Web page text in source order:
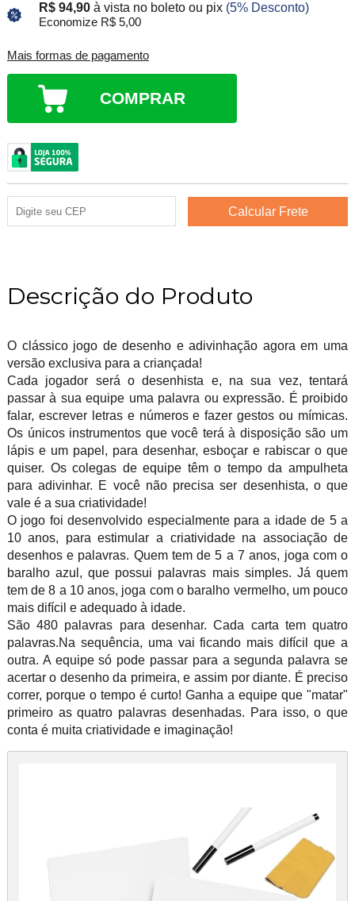
R$ 94,90 à vista no boleto ou pix (5% Desconto)
Economize R$ 5,00
Mais formas de pagamento
COMPRAR
Descrição do Produto
O clássico jogo de desenho e adivinhação agora em uma
versão exclusiva para a criançada!
Cada jogador será o desenhista e, na sua vez, tentará
passar à sua equipe uma palavra ou expressão. É proibido
falar, escrever letras e números e fazer gestos ou mímicas.
Os únicos instrumentos que você terá à disposição são um
lápis e um papel, para desenhar, esboçar e rabiscar o que
quiser. Os colegas de equipe têm o tempo da ampulheta
para adivinhar. E você não precisa ser desenhista, o que
vale é a sua criatividade!
O jogo foi desenvolvido especialmente para a idade de 5 a
10 anos, para estimular a criatividade na associação de
desenhos e palavras. Quem tem de 5 a 7 anos, joga com o
baralho azul, que possui palavras mais simples. Já quem
tem de 8 a 10 anos, joga com o baralho vermelho, um pouco
mais difícil e adequado à idade.
São 480 palavras para desenhar. Cada carta tem quatro
palavras.Na sequência, uma vai ficando mais difícil que a
outra. A equipe só pode passar para a segunda palavra se
acertar o desenho da primeira, e assim por diante. É preciso
correr, porque o tempo é curto! Ganha a equipe que "matar"
primeiro as quatro palavras desenhadas. Para isso, o que
conta é muita criatividade e imaginação!